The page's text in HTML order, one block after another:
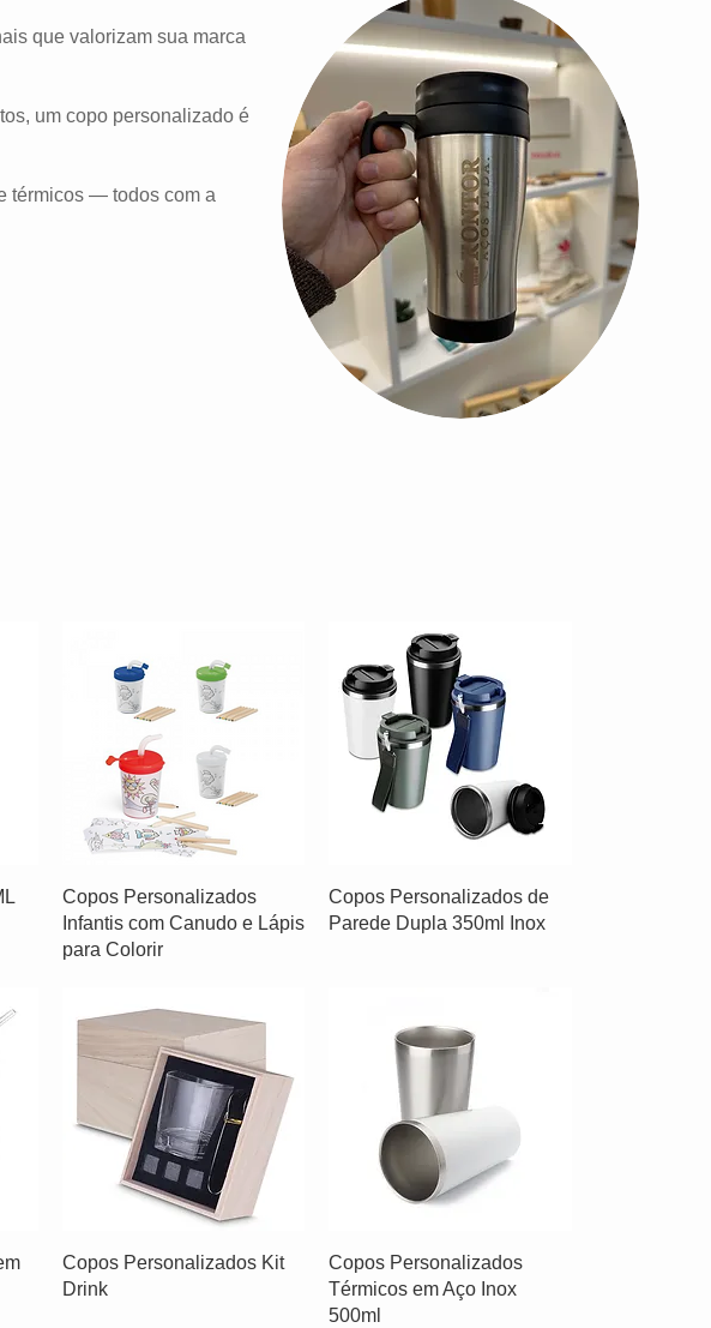
que valorizam sua marca
um copo personalizado é
térmicos — todos com a
Copos Personalizados
Infantis com Canudo e Lápis
para Colorir
Copos Personalizados de
Parede Dupla 350ml Inox
Copos Personalizados Kit
Drink
Copos Personalizados
Térmicos em Aço Inox
500ml